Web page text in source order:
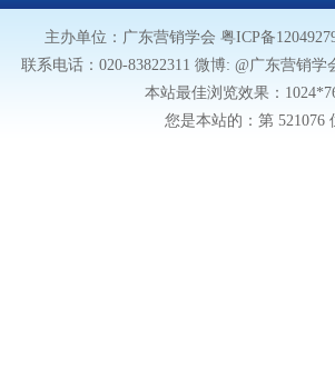
主办单位：广东营销学会 粤ICP备
联系电话：020-83822311 微博: @广东营销学
本站最佳浏览效果：
您是本站的：第 521076